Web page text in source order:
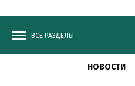
ВСЕ РАЗДЕЛЫ
НОВОСТИ